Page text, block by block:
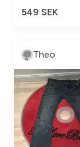
549 SEK
Theo